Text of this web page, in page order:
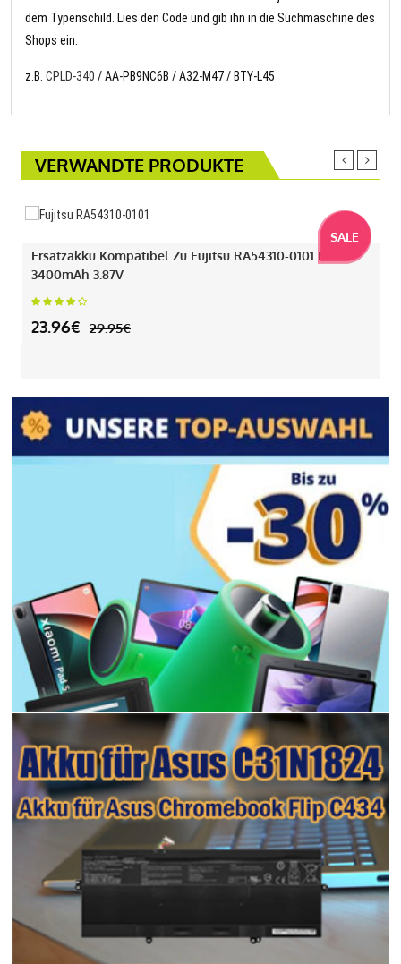
dem Typenschild. Lies den Code und gib ihn in die Suchmaschine des
Shops ein.
z.B. CPLD-340 / AA-PB9NC6B / A32-M47 / BTY-L45
VERWANDTE PRODUKTE
SALE
Ersatzakku Kompatibel Zu Fujitsu RA54310-0101 Mit
3400mAh 3.87V
23.96€ 29.95€